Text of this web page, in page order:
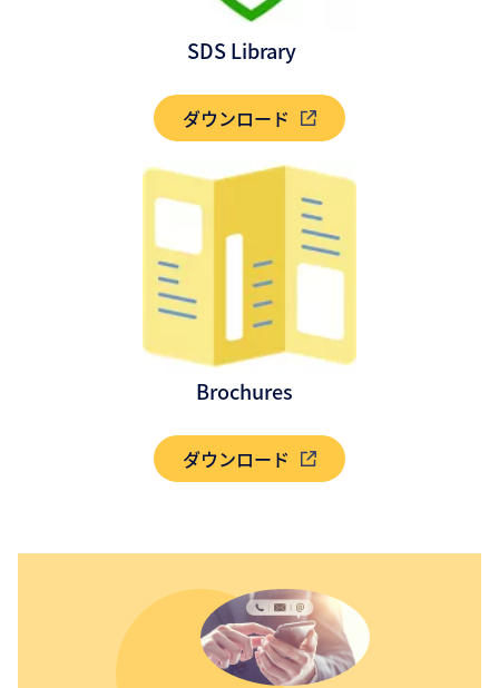
SDS Library
ダウンロード
Brochures
ダウンロード